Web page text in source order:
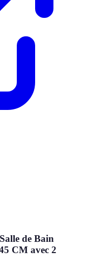
de Bain
CM avec 2